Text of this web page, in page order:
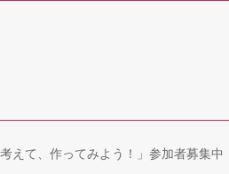
て、作ってみよう！」参加者募集中